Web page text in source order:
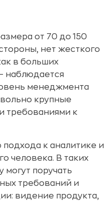
от 70 до 150
нет жесткого
в больших
наблюдается
менеджмента
крупные
требованиями к
подхода к аналитике и
человека. В таких
могут поручать
требований и
видение продукта,